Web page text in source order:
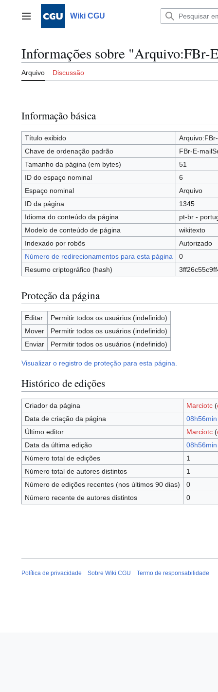
Menu principalWiki CGU
Informações sobre "Arquivo:FBr-
Arquivo Discussão
Informação básica
Título exibido
Chave de ordenação padrão
FBr-E-
Tamanho da página (em bytes)
51
ID do espaço nominal
6
Espaço nominal
Arquivo
ID da página
1345
Idioma do conteúdo da página
pt-br -
Modelo de conteúdo de página
wikitexto
Indexado por robôs
Autorizado
Número de redirecionamentos para esta página
0
Resumo criptográfico (hash)
Proteção da página
Editar
Permitir todos os usuários (indefinido)
Mover
Permitir todos os usuários (indefinido)
Enviar
Permitir todos os usuários (indefinido)
Visualizar o registro de proteção para esta página.
Histórico de edições
Criador da página Marciotc (
Data de criação da página
Último editor
Marciotc (
Data da última edição
Número total de edições
1
Número total de autores distintos
1
Número de edições recentes (nos últimos 90 dias)
0
Número recente de autores distintos
0
Política de privacidade Sobre Wiki CGU Termo de responsabilidade